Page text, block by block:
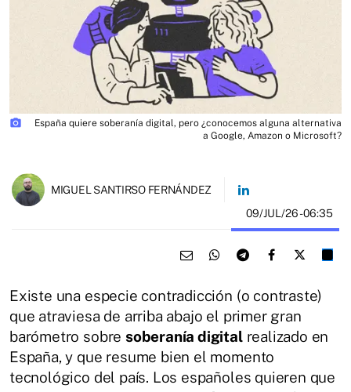
photo_camera
España quiere soberanía digital, pero ¿conocemos alguna alternativa
a Google, Amazon o Microsoft?
MIGUEL SANTIRSO FERNÁNDEZ
09/JUL/26- 06:35
Existe una especie contradicción (o contraste)
que atraviesa de arriba abajo el primer gran
barómetro sobre soberanía digitalrealizado en
España, y que resume bien el momento
tecnológico del país. Los españoles quieren que